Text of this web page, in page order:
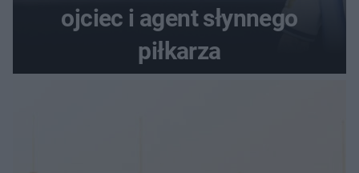
ojciec i agent słynnego
piłkarza